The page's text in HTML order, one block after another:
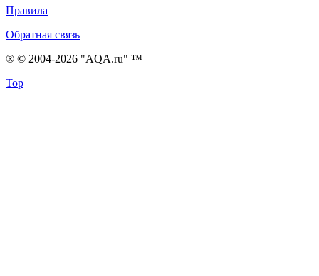
Правила
Обратная связь
® © 2004-2026 "AQA.ru" ™
Top